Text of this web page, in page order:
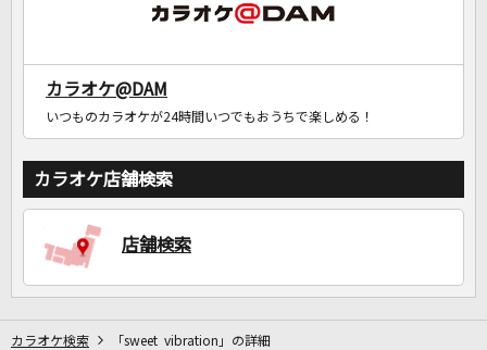
カラオケ@DAM
いつものカラオケが24時間いつでもおうちで楽しめる！
カラオケ店舗検索
店舗検索
カラオケ検索 「sweet vibration」の詳細